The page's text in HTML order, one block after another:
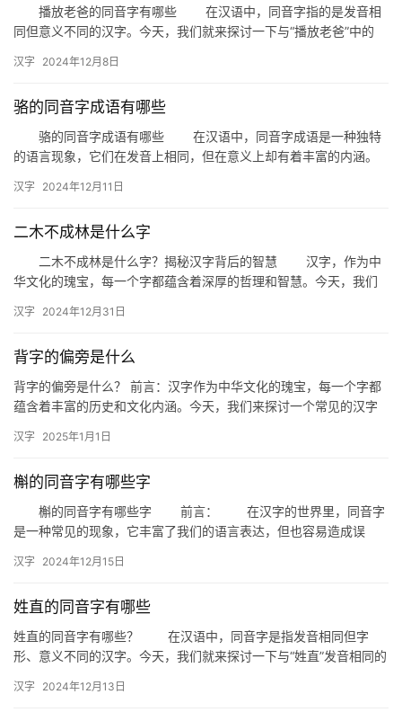
播放老爸的同音字有哪些 在汉语中，同音字指的是发音相
同但意义不同的汉字。今天，我们就来探讨一下与“播放老爸”中的
汉字 2024年12月8日
骆的同音字成语有哪些
骆的同音字成语有哪些 在汉语中，同音字成语是一种独特
的语言现象，它们在发音上相同，但在意义上却有着丰富的内涵。
生…
汉字 2024年12月11日
二木不成林是什么字
二木不成林是什么字？揭秘汉字背后的智慧 汉字，作为中
华文化的瑰宝，每一个字都蕴含着深厚的哲理和智慧。今天，我们
字…
汉字 2024年12月31日
背字的偏旁是什么
背字的偏旁是什么？ 前言：汉字作为中华文化的瑰宝，每一个字都
蕴含着丰富的历史和文化内涵。今天，我们来探讨一个常见的汉字
作…
汉字 2025年1月1日
槲的同音字有哪些字
槲的同音字有哪些字 前言： 在汉字的世界里，同音字
是一种常见的现象，它丰富了我们的语言表达，但也容易造成误
…
汉字 2024年12月15日
姓直的同音字有哪些
姓直的同音字有哪些？ 在汉语中，同音字是指发音相同但字
形、意义不同的汉字。今天，我们就来探讨一下与“姓直”发音相同的
汉字 2024年12月13日